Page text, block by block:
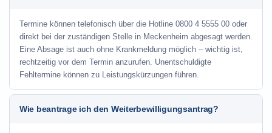
Termine können telefonisch über die Hotline 0800 4 5555 00 oder
direkt bei der zuständigen Stelle in Meckenheim abgesagt werden.
Eine Absage ist auch ohne Krankmeldung möglich – wichtig ist,
rechtzeitig vor dem Termin anzurufen. Unentschuldigte
Fehltermine können zu Leistungskürzungen führen.
Wie beantrage ich den Weiterbewilligungsantrag?